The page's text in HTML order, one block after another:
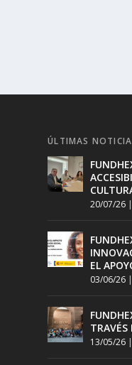
ÚLTIMAS
20/07/26 |
EL
03/06/26 |
13/05/26 |